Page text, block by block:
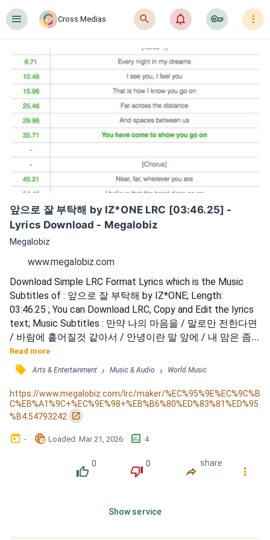
󰍜 Cross Medias 󰍉 󰂜 󰷖 󰇙
앞으로 잘 부탁해 by IZ*ONE LRC [03:46.25] -
Lyrics Download - Megalobiz
Megalobiz
www.megalobiz.com
Download Simple LRC Format Lyrics which is the Music
Subtitles of : 앞으로 잘 부탁해 by IZ*ONE; Length:
03:46.25 ; You can Download LRC, Copy and Edit the lyrics
text; Music Subtitles : 만약 나의 마음을 / 말로만 전한다면
/ 바람에 흩어질것 같아서 / 안녕이란 말 앞에 / 내 맘은 좀
처럼 쉽지 않아서 / 그래서 / 끝이 안보이는 저 넓은 세상 문
앞에 / 소중한 나로 데려다 준 / Your My Angel / 너의 두손
에 / 나의 용기로 / 모두다 채우고 싶어 / 반복되는 매일이
나에게 / 소중한 오늘이 될수있게 / 어떤 내일 올지 몰라...
Read more
󰓹 Arts & Entertainment › Music & Audio › World Music
https://www.megalobiz.com/lrc/maker/%EC%95%9E%EC%9C%B
C%EB%A1%9C+%EC%9E%98+%EB%B6%80%ED%83%81%ED%95
%B4.54793242
󰏌
󰃶 - 󱉊 Loaded: Mar 21, 2026 󱕎 4
󰔔
0
󰔒
0
󰤲
share
󰇙
Show service